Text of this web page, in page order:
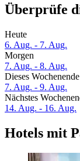
Überprüfe
Heute
6. Aug. - 7. Aug.
Morgen
7. Aug. - 8. Aug.
Dieses Wochenende
7. Aug. - 9. Aug.
Nächstes
14. Aug. - 16. Aug.
Hotels mit